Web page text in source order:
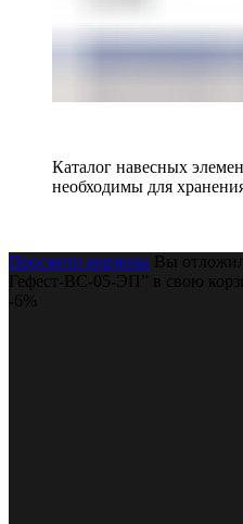
Каталог навесных
необходимы для
Просмотр корзины Вы
Гефест-ВС-05-ЭП” в свою
-6%